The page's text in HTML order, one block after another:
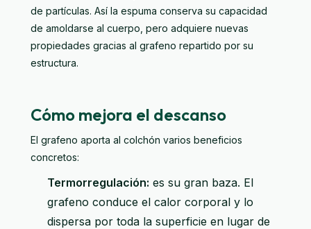
de partículas. Así la espuma conserva su capacidad
de amoldarse al cuerpo, pero adquiere nuevas
propiedades gracias al grafeno repartido por su
estructura.
Cómo mejora el descanso
El grafeno aporta al colchón varios beneficios
concretos:
Termorregulación: es su gran baza. El
grafeno conduce el calor corporal y lo
dispersa por toda la superficie en lugar de